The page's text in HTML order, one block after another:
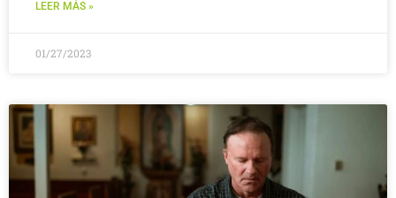
LEER MÁS »
01/27/2023